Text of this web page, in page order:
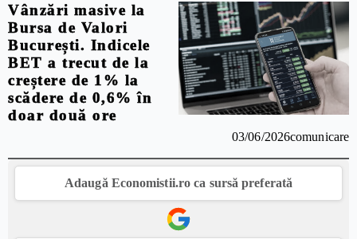
Vânzări masive la
Bursa de Valori
București. Indicele
BET a trecut de la
creștere de 1% la
scădere de 0,6% în
doar două ore
03/06/2026comunicare
Adaugă Economistii.ro ca sursă preferată